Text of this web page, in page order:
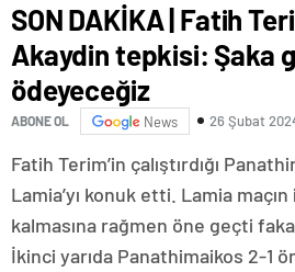
SON DAKİKA | Fatih
Akaydin tepkisi: Şaka
ödeyeceğiz
ABONE OL News 26 Şubat
Fatih Terim’in çalıştırdığı
Lamia’yı konuk etti. Lamia maçın
kalmasına rağmen öne geçti
İkinci yarıda Panathimaikos 2-1